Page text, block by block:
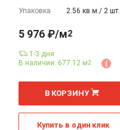
Упаковка
2.56 кв.м./ 2 шт.
5 976 ₽/м2
1-3 дня
В наличии: 677.12 м2
м
В КОРЗИНУ
Купить в один клик